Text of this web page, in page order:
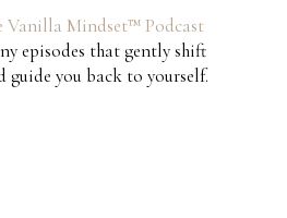
Vanilla Mindset™ Podcast
episodes that gently shift
guide you back to yourself.